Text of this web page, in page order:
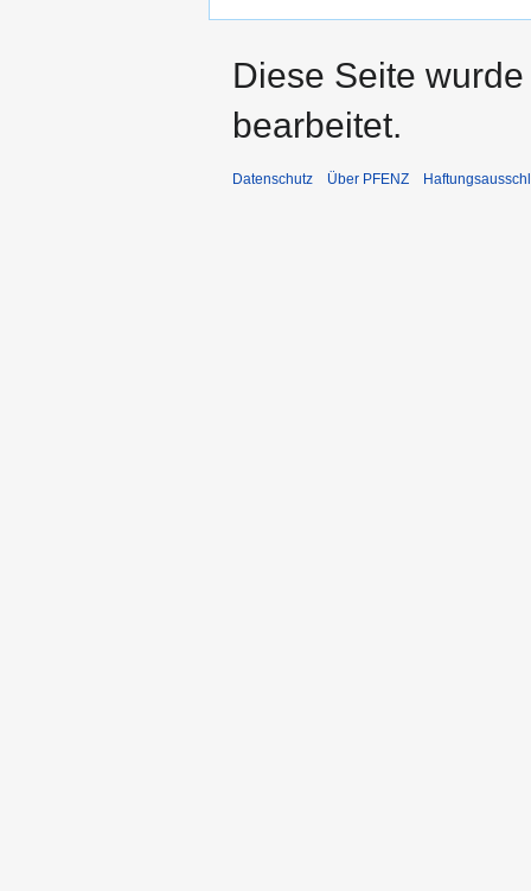
Diese Seite
bearbeitet.
Datenschutz Über PFENZ